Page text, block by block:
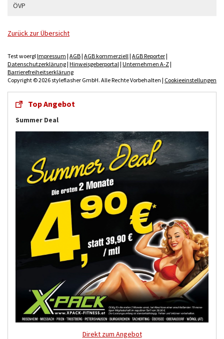
ÖVP
Zurück zur Übersicht
Test woergl Impressum | AGB| AGB kommerziell | AGB Reporter|
Datenschutzerklärung| Hinweisgeberportal | Unternehmen A-Z|
Barrierefreiheitserklärung
Copyright © 2026 styleflasher GmbH. Alle Rechte Vorbehalten | Cookieeinstellungen
Top Angebot
Summer Deal
Direkt zum Angebot